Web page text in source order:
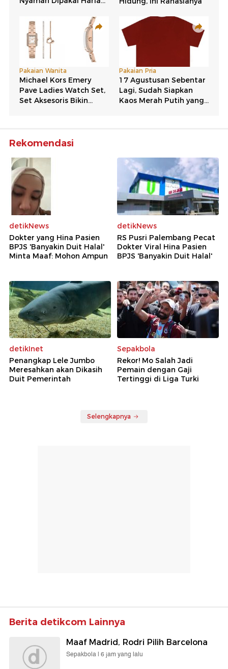
Rekomendasi
detikNews
Dokter yang Hina Pasien
BPJS 'Banyakin Duit Halal'
Minta Maaf: Mohon Ampun
detikNews
RS Pusri Palembang Pecat
Dokter Viral Hina Pasien
BPJS 'Banyakin Duit Halal'
detikInet
Penangkap Lele Jumbo
Meresahkan akan Dikasih
Duit Pemerintah
Sepakbola
Rekor! Mo Salah Jadi
Pemain dengan Gaji
Tertinggi di Liga Turki
Selengkapnya
Berita detikcom Lainnya
Maaf Madrid, Rodri Pilih Barcelona
Sepakbola | 6 jam yang lalu